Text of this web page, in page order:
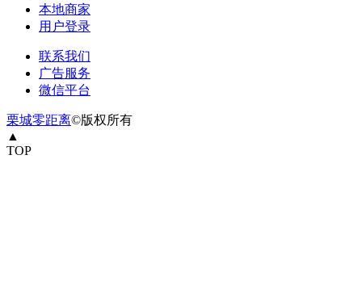
本地商家
用户登录
联系我们
广告服务
微信平台
栗城零距离©版权所有
▲
TOP